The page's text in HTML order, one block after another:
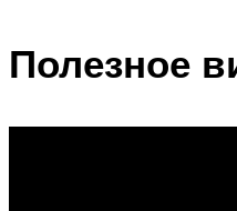
Полезное